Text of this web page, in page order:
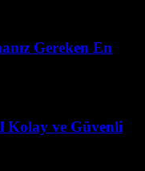
Gereken En
Kolay ve Güvenli